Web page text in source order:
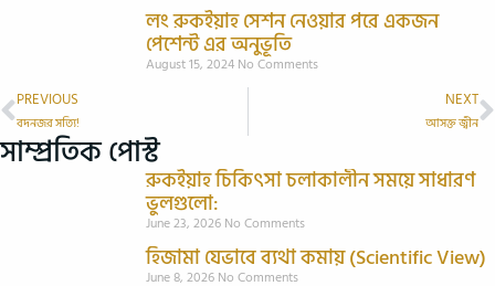
লং রুকইয়াহ সেশন নেওয়ার পরে একজন
পেশেন্ট এর অনুভূতি
August 15, 2024 No Comments
PREVIOUS
বদনজর সত্যি!
NEXT
আসক্ত জ্বীন
সাম্প্রতিক পোস্ট
রুকইয়াহ চিকিৎসা চলাকালীন সময়ে সাধারণ
ভুলগুলো:
June 23, 2026 No Comments
হিজামা যেভাবে ব্যথা কমায় (Scientific View)
June 8, 2026 No Comments